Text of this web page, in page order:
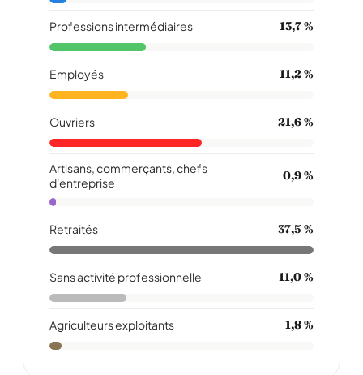
Professions intermédiaires 13,7 %
Employés 11,2 %
Ouvriers 21,6 %
Artisans, commerçants, chefs
d'entreprise
0,9 %
Retraités 37,5 %
Sans activité professionnelle 11,0 %
Agriculteurs exploitants 1,8 %